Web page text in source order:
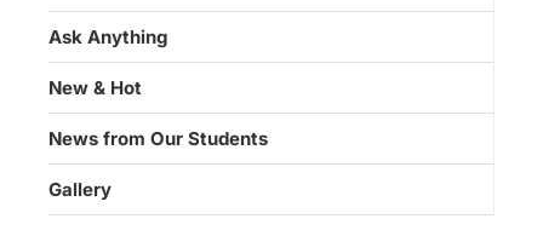
Ask Anything
New & Hot
News from Our Students
Gallery